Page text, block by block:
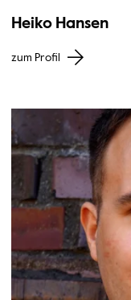
Heiko Hansen
zum Profil